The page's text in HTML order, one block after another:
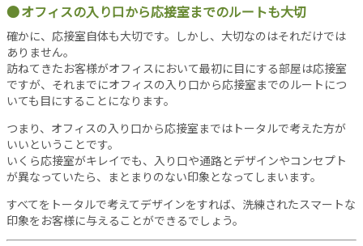
ト
に
つ
い
て
運
営
会
社
利
用
規
約
オフィスの入り口から応接室までのルートも大切
確かに、応接室自体も大切です。しかし、大切なのはそれだけでは
ありません。
訪ねてきたお客様がオフィスにおいて最初に目にする部屋は応接室
ですが、それまでにオフィスの入り口から応接室までのルートにつ
いても目にすることになります。
つまり、オフィスの入り口から応接室まではトータルで考えた方が
いいということです。
いくら応接室がキレイでも、入り口や通路とデザインやコンセプト
が異なっていたら、まとまりのない印象となってしまいます。
すべてをトータルで考えてデザインをすれば、洗練されたスマートな
印象をお客様に与えることができるでしょう。